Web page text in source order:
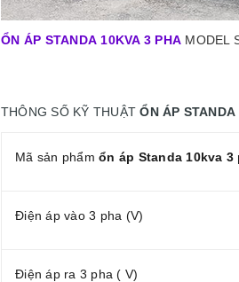
ỔN ÁP STANDA 10KVA 3 PHA MODEL
THÔNG SỐ KỸ THUẬTỔN ÁP
Mã sản phẩm ổn áp Standa 10kva 3
Điện áp vào 3 pha (V)
Điện áp ra 3 pha ( V)